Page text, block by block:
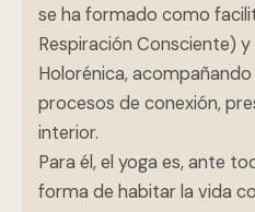
se ha formado como
Respiración Consciente) y
Holorénica,
procesos de conexión,
interior.
Para él, el yoga es, ante
forma de habitar la vida